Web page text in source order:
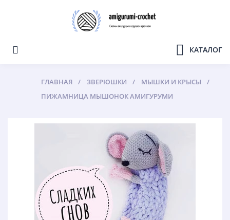
КАТАЛОГ
ГЛАВНАЯ ЗВЕРЮШКИ
МЫШКИ И КРЫСЫ
ПИЖАМНИЦА МЫШОНОК АМИГУРУМИ